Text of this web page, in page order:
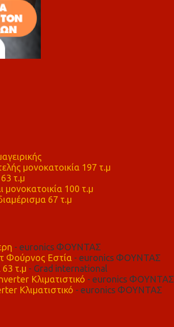
μονοκατοικία 197 τ.μ
τ.μ
μονοκατοικία 100 τ.μ
67 τ.μ
- euronics ΦΟΥΝΤΑΣ
Φούρνος Εστία - euronics ΦΟΥΝΤΑΣ
63 τ.μ - Grad international
Κλιματιστικό - euronics ΦΟΥΝΤΑΣ
Κλιματιστικό - euronics ΦΟΥΝΤΑΣ